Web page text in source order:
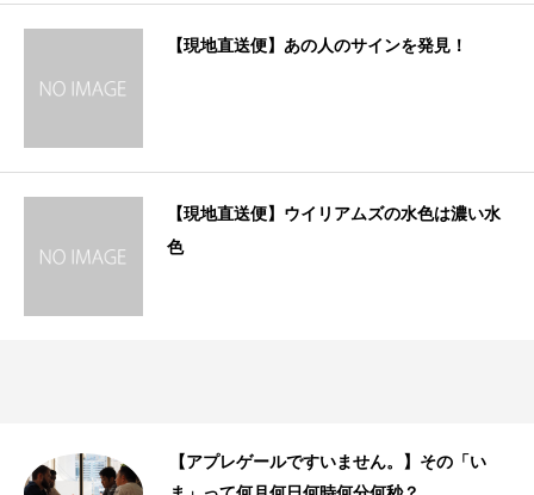
【現地直送便】あの人のサインを発見！
【現地直送便】ウイリアムズの水色は濃い水
色
【アプレゲールですいません。】その「い